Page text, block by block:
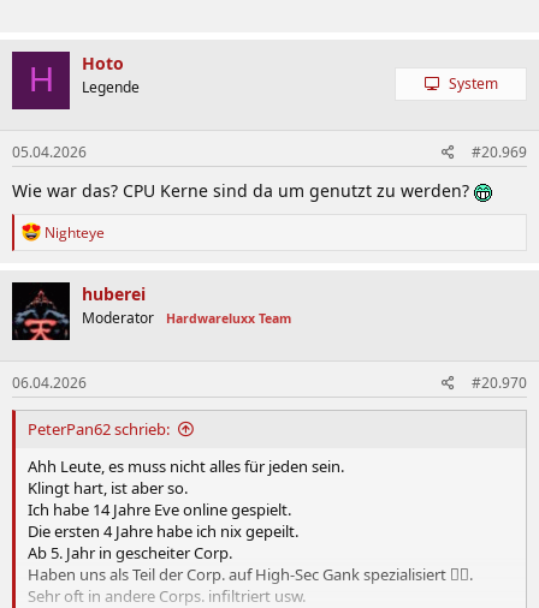
H Hoto
Legende System
05.04.2026 #20.969
Wie war das? CPU Kerne sind da um genutzt zu werden?
R
k
t
i
o
n
e
n
:
Nighteye
huberei
Moderator Hardwareluxx Team
06.04.2026 #20.970
PeterPan62 schrieb:
Ahh Leute, es muss nicht alles für jeden sein.
Klingt hart, ist aber so.
Ich habe 14 Jahre Eve online gespielt.
Die ersten 4 Jahre habe ich nix gepeilt.
Ab 5. Jahr in gescheiter Corp.
Haben uns als Teil der Corp. auf High-Sec Gank spezialisiert 🤦‍♀️.
Sehr oft in andere Corps. infiltriert usw.